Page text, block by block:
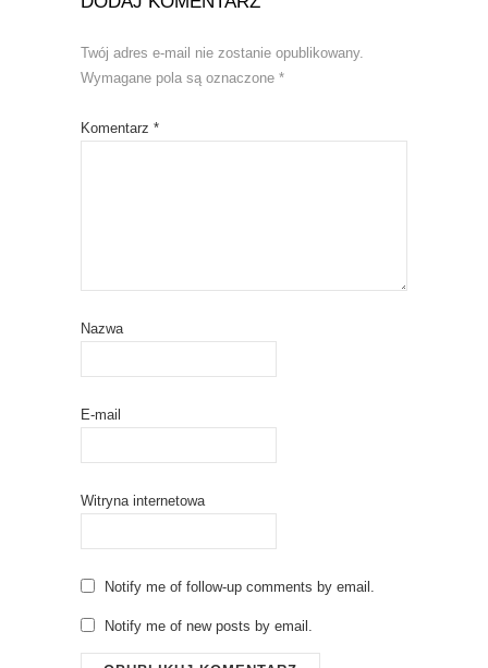
Twój adres e-mail nie zostanie opublikowany.
Wymagane pola są oznaczone *
Komentarz *
Nazwa
E-mail
Witryna internetowa
Notify me of follow-up comments by email.
Notify me of new posts by email.